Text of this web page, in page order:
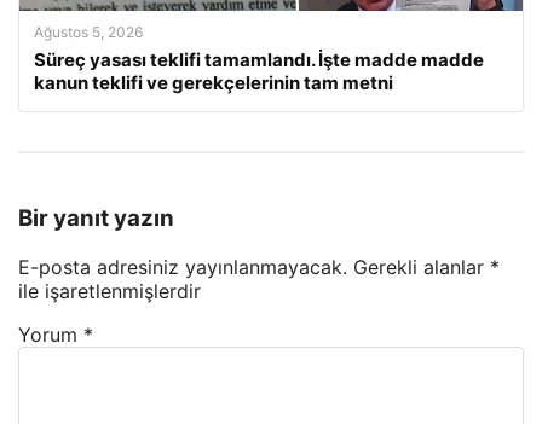
Ağustos 5, 2026
Süreç yasası teklifi tamamlandı. İşte madde madde
kanun teklifi ve gerekçelerinin tam metni
Bir yanıt yazın
E-posta adresiniz yayınlanmayacak. Gerekli alanlar *
ile işaretlenmişlerdir
Yorum *